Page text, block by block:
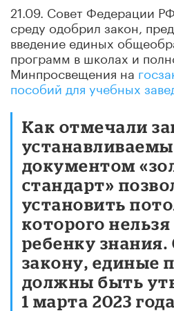
21.09. Совет Федерации
среду одобрил закон,
введение единых
программ в школах и
Минпросвещения на
пособий для учебных
Как отмечали
документом
стандарт»
установить
которого нельзя
ребенку знания.
закону, единые
должны быть
1 марта 2023